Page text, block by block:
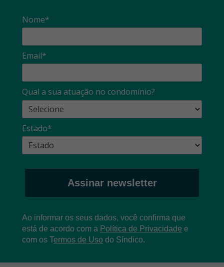
Nome*
Email*
Qual a sua atuação no condomínio?
Estado*
Assinar newsletter
Ao informar os seus dados, você confirma que
está de acordo com a Política de Privacidade e
com os Termos de Uso do Síndico.